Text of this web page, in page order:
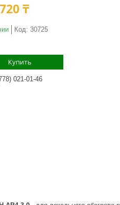
₸
Код: 30725
Купить
021-01-46